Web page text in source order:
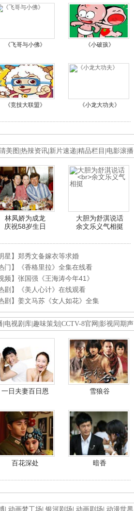
《飞哥与小佛》 《小破孩》
《竞技大联盟》 《小龙大功夫》
美图 热辣资讯 新片速递 精品栏目 电影滚播
林凤娇为成龙
庆祝58岁生日
大胆为舒淇说话
余文乐义气相挺
星】郑秀文备嫁衣等求婚
门】《香格里拉》全集在线看
频】张国强《王海涛今年41》
剧】《美人心计》在线观看
剧】姜文马苏《女人如花》全集
电视剧库 趣味策划 CCTV-8官网 影视同期声
一日夫妻百日恩 雪狼谷
百花深处 暗香
动画梦工场 银河剧场 动画剧场 动漫世界